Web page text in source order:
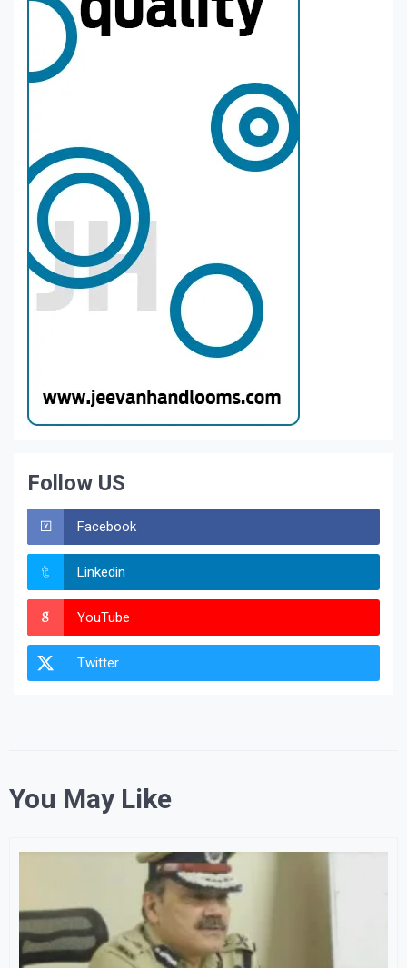
Follow US
Facebook
Linkedin
YouTube
Twitter
You May Like